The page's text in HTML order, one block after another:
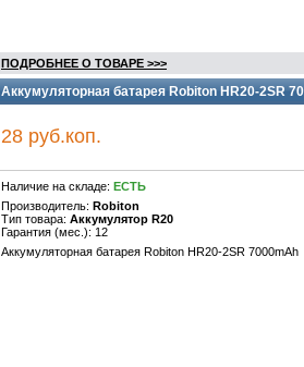
ПОДРОБНЕЕ О ТОВАРЕ >>>
Аккумуляторная батарея Robiton HR20-2SR
28 руб.коп.
Наличие на складе: ЕСТЬ
Производитель: Robiton
Тип товара: Аккумулятор R20
Гарантия (мес.): 12
Аккумуляторная батарея Robiton HR20-2SR 7000mAh